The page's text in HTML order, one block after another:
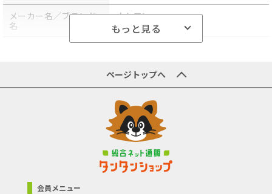
メーカー名／ブランド
名
オムロン
上腕
血圧計・体組成計・健康測定器
もっと見る
ページトップへ
会員メニュー